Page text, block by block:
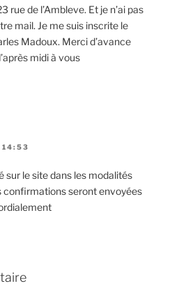
rue de l’Ambleve. Et je n’ai pas
mail. Je me suis inscrite le
Madoux. Merci d’avance
midi à vous
14:53
sur le site dans les modalités
confirmations seront envoyées